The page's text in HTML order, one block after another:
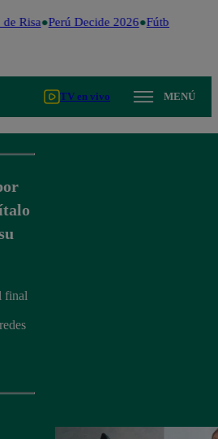
Risa Perú Decide 2026 Fútbol peruano
TV en vivo MENÚ
final